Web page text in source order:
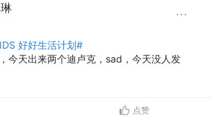
好好生活计划#
今天出来两个迪卢克，sad，今天没人发
点赞